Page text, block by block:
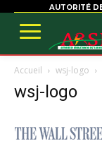
AUTORITÉ
Accueil wsj-logo
wsj-logo